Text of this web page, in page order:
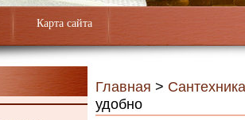
Карта сайта
Главная > Сантехника
удобно